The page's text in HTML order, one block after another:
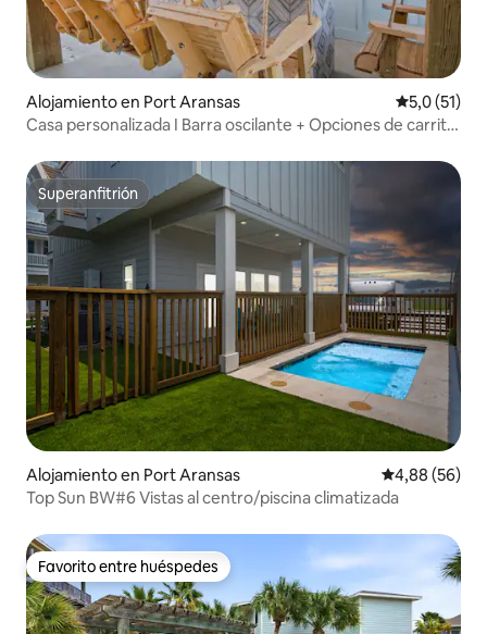
Alojamiento en Port Aransas Calificación
5,0 (51)
Casa personalizada I Barra oscilante + Opciones de carrito
Superanfitrión
Superanfitrión
Alojamiento en Port Aransas Calificación
4,88 (56)
Top Sun BW#6 Vistas al centro/piscina climatizada
Favorito entre huéspedes
Favorito entre huéspedes